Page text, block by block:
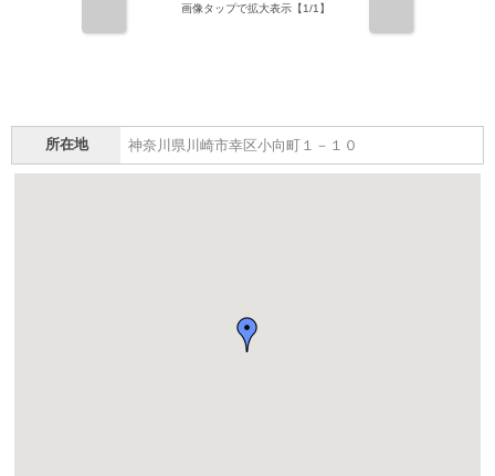
画像タップで拡大表示【1/1】
所在地 神奈川県川崎市幸区小向町１－１０